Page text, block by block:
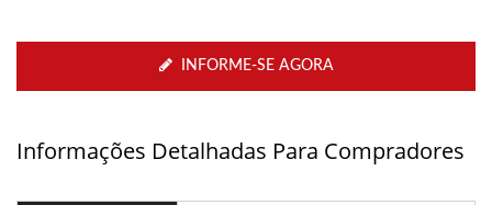
INFORME-SE AGORA
Informações Detalhadas Para Compradores